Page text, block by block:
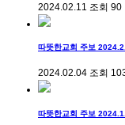
2024.02.11 조회 90
따뜻한교회 주보
2024.02.04 조회
따뜻한교회 주보